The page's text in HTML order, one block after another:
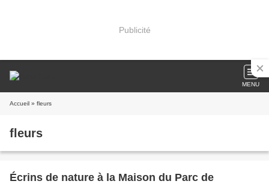
Publicité
MENU
Accueil » fleurs
fleurs
Écrins de nature à la Maison du Parc de